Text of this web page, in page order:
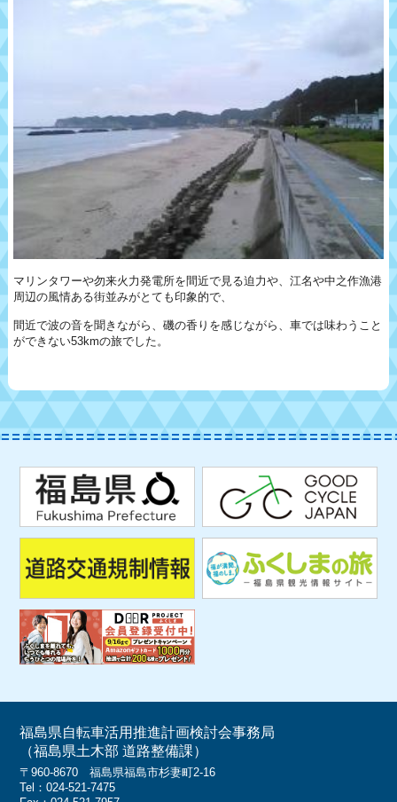
マリンタワーや勿来火力発電所を間近で見る迫力や、江名や中之作漁港
周辺の風情ある街並みがとても印象的で、
間近で波の音を聞きながら、磯の香りを感じながら、車では味わうこと
ができない53kmの旅でした。
福島県自転車活用推進計画検討会事務局
（福島県土木部 道路整備課）
〒960-8670 福島県福島市杉妻町2-16
Tel：024-521-7475